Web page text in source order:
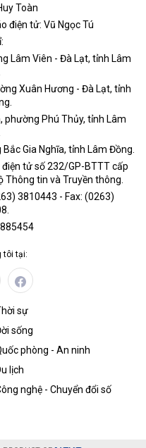
Toàn
điện tử: Vũ Ngọc Tú
Lâm Viên - Đà Lạt, tỉnh Lâm
Xuân Hương - Đà Lạt, tỉnh
phường Phú Thủy, tỉnh Lâm
Gia Nghĩa, tỉnh Lâm Đồng.
tử số 232/GP-BTTT cấp
Thông tin và Truyền thông.
3810443 - Fax: (0263)
tôi tại:
sự
sống
phòng - An ninh
lịch
nghệ - Chuyển đổi số